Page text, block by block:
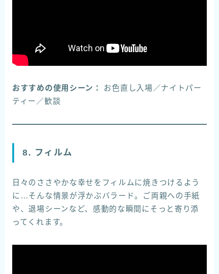
おすすめの使用シーン：
お色直し入場／ナイトパー
ティー／歓談
8. フィルム
日々のささやかな幸せをフィルムに焼きつけるよう
に…そんな情景が浮かぶバラード。ご両親への手紙
や、退場シーンなど、感動的な瞬間にそっと寄り添
ってくれます。